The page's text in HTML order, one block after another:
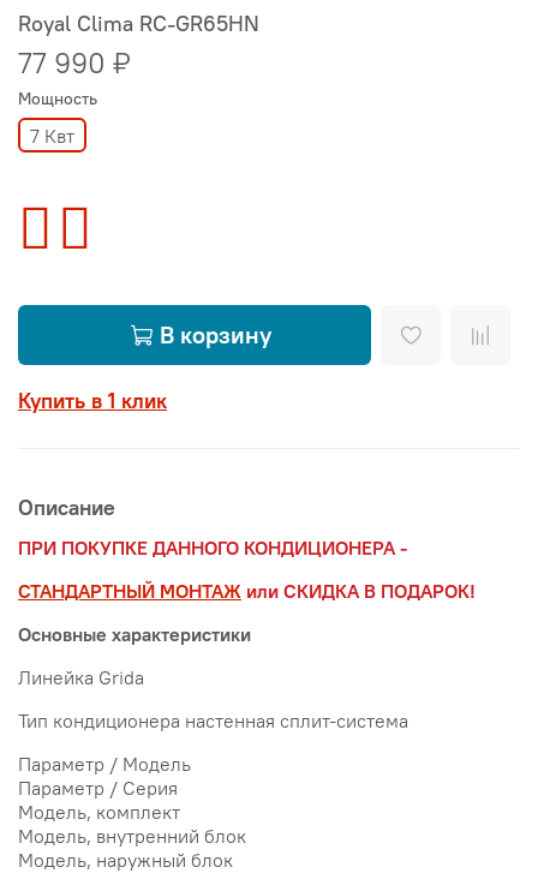
Royal Clima RC-GR65HN
77 990 ₽
Мощность
7 Квт
В корзину
Купить в 1 клик
Описание
ПРИ ПОКУПКЕ ДАННОГО КОНДИЦИОНЕРА -
СТАНДАРТНЫЙ МОНТАЖ или СКИДКА В ПОДАРОК!
Основные характеристики
Линейка Grida
Тип кондиционера настенная сплит-система
Параметр / Модель
Параметр / Серия
Модель, комплект
Модель, внутренний блок
Модель, наружный блок